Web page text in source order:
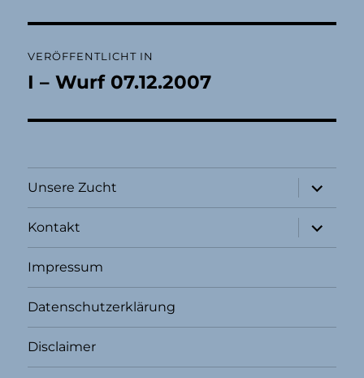
VERÖFFENTLICHT IN
I – Wurf 07.12.2007
Unsere Zucht
öffnen
Kontakt
öffnen
Impressum
Datenschutzerklärung
Disclaimer